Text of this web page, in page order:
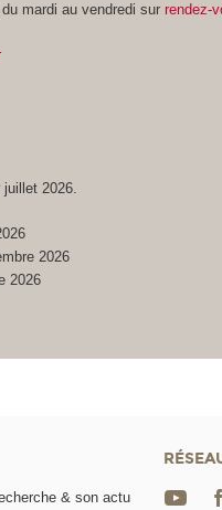
mardi au vendredi surrendez-
2026.
2026
2026
& son actu